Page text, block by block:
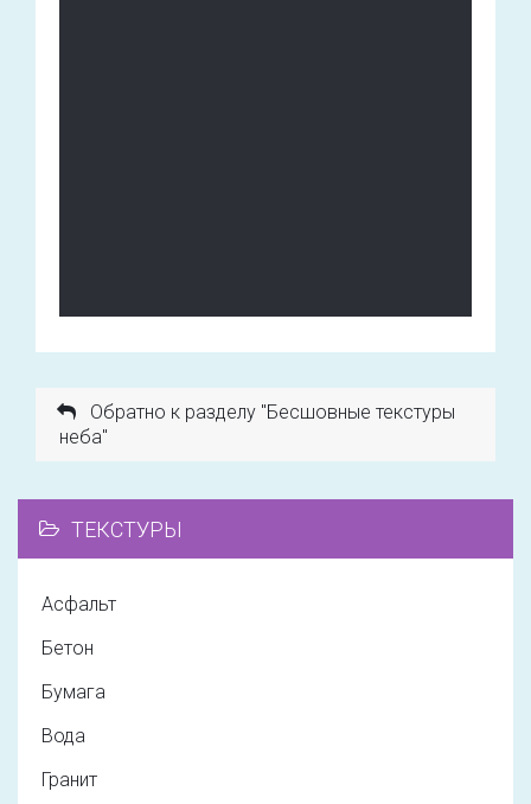
Обратно к разделу "Бесшовные текстуры
неба"
ТЕКСТУРЫ
Асфальт
Бетон
Бумага
Вода
Гранит